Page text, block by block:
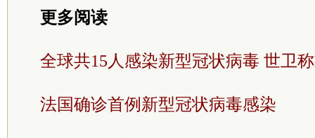
更多阅读
全球共15人感染新型冠状病毒 世卫
法国确诊首例新型冠状病毒感染